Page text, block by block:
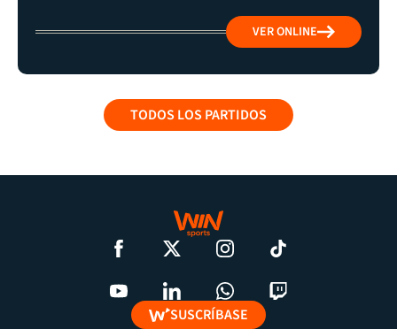
VER ONLINE
TODOS LOS PARTIDOS
SUSCRÍBASE